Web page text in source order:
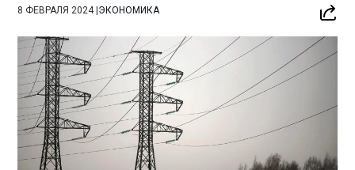
8 ФЕВРАЛЯ 2024|ЭКОНОМИКА